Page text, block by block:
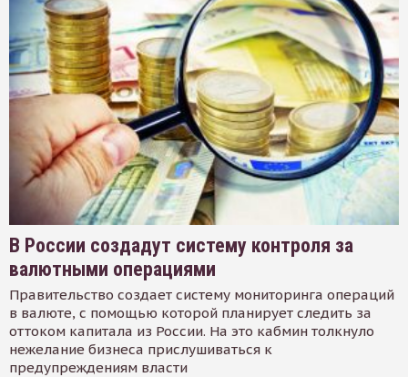
В России создадут систему контроля за
валютными операциями
Правительство создает систему мониторинга операций
в валюте, с помощью которой планирует следить за
оттоком капитала из России. На это кабмин толкнуло
нежелание бизнеса прислушиваться к
предупреждениям власти